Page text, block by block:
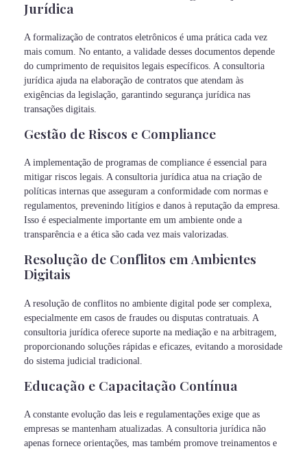
Jurídica
A formalização de contratos eletrônicos é uma prática cada vez
mais comum. No entanto, a validade desses documentos depende
do cumprimento de requisitos legais específicos. A consultoria
jurídica ajuda na elaboração de contratos que atendam às
exigências da legislação, garantindo segurança jurídica nas
transações digitais.
Gestão de Riscos e Compliance
A implementação de programas de compliance é essencial para
mitigar riscos legais. A consultoria jurídica atua na criação de
políticas internas que asseguram a conformidade com normas e
regulamentos, prevenindo litígios e danos à reputação da empresa.
Isso é especialmente importante em um ambiente onde a
transparência e a ética são cada vez mais valorizadas.
Resolução de Conflitos em Ambientes
Digitais
A resolução de conflitos no ambiente digital pode ser complexa,
especialmente em casos de fraudes ou disputas contratuais. A
consultoria jurídica oferece suporte na mediação e na arbitragem,
proporcionando soluções rápidas e eficazes, evitando a morosidade
do sistema judicial tradicional.
Educação e Capacitação Contínua
A constante evolução das leis e regulamentações exige que as
empresas se mantenham atualizadas. A consultoria jurídica não
apenas fornece orientações, mas também promove treinamentos e